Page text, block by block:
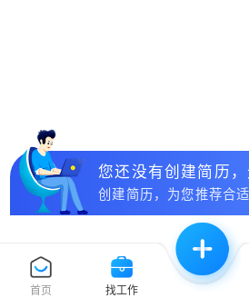
首页 找工作
您还没有创建简历
创建简历，为您推荐合